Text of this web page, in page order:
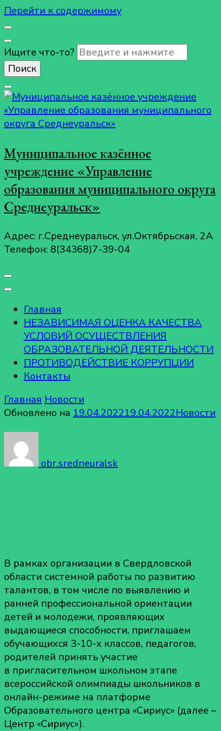
Перейти к содержимому
Ищите что-то?
Муниципальное казённое
учреждение «Управление
образования муниципального округа
Среднеуральск»
Адрес: г.Среднеуральск, ул.Октябрьская, 2А
Телефон: 8(34368)7-39-04
Главная
НЕЗАВИСИМАЯ ОЦЕНКА КАЧЕСТВА
УСЛОВИЙ ОСУЩЕСТВЛЕНИЯ
ОБРАЗОВАТЕЛЬНОЙ ДЕЯТЕЛЬНОСТИ
ПРОТИВОДЕЙСТВИЕ КОРРУПЦИИ
Контакты
Главная Новости
Обновлено на 19.04.202219.04.2022Новости
obr.sredneuralsk
В рамках организации в Свердловской
области системной работы по развитию
талантов, в том числе по выявлению и
ранней профессиональной ориентации
детей и молодежи, проявляющих
выдающиеся способности, приглашаем
обучающихся 3-10-х классов, педагогов,
родителей принять участие
в пригласительном школьном этапе
всероссийской олимпиады школьников в
онлайн-режиме на платформе
Образовательного центра «Сириус» (далее –
Центр «Сириус»).